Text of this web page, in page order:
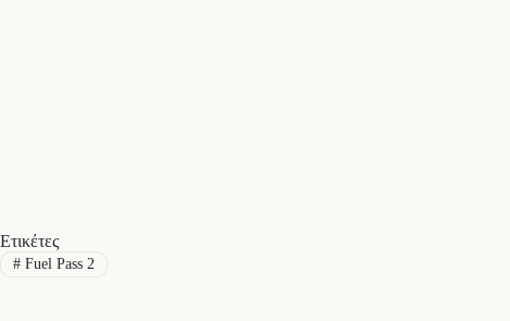
Ετικέτες
#Fuel Pass 2